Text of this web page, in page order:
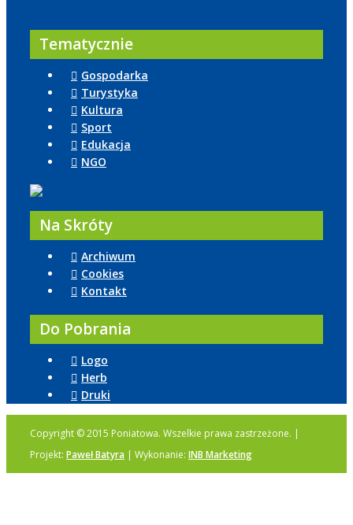
Tematycznie
Gospodarka
Turystyka
Kultura
Sport
Edukacja
NGO
Na Skróty
Archiwum
Cookies
Kontakt
Do Pobrania
Logo
Herb
Druki
Copyright © 2015 Poniatowa. Wszelkie prawa zastrzeżone. |
Projekt: Paweł Batyra | Wykonanie: INB Marketing